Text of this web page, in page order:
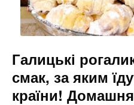
Галицькі
смак, за яким
країни! Домашня